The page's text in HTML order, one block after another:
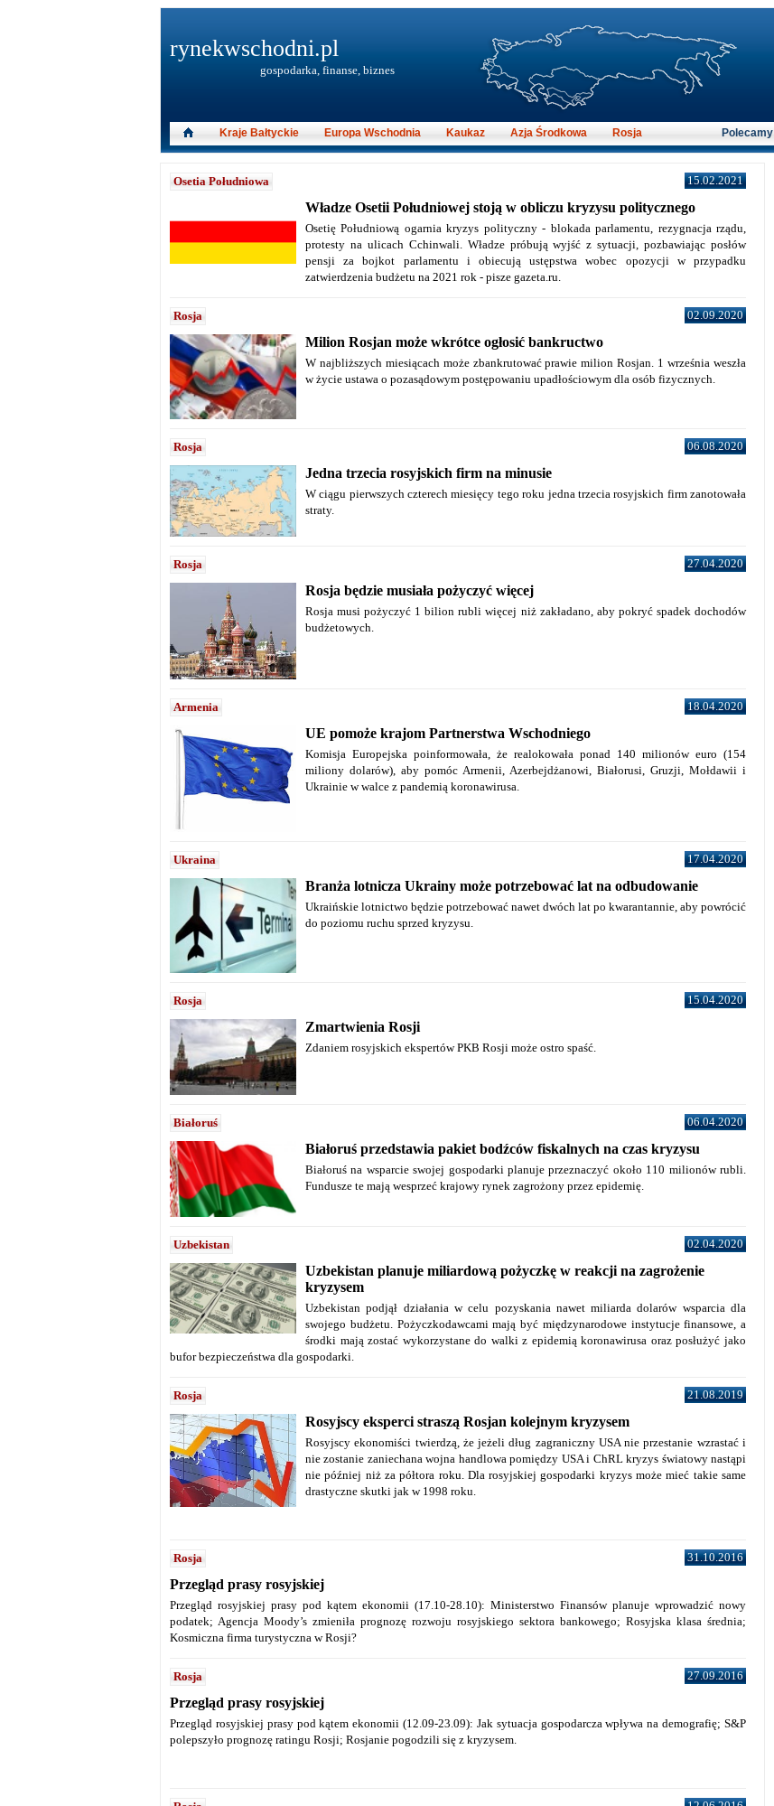
Osetia Południowa 15.02.2021
Władze Osetii Południowej stoją w obliczu kryzysu politycznego
Osetię Południową ogarnia kryzys polityczny - blokada parlamentu, rezygnacja rządu,
protesty na ulicach Cchinwali. Władze próbują wyjść z sytuacji, pozbawiając posłów
pensji za bojkot parlamentu i obiecują ustępstwa wobec opozycji w przypadku
zatwierdzenia budżetu na 2021 rok - pisze gazeta.ru.
Rosja 02.09.2020
Milion Rosjan może wkrótce ogłosić bankructwo
W najbliższych miesiącach może zbankrutować prawie milion Rosjan. 1 września weszła
w życie ustawa o pozasądowym postępowaniu upadłościowym dla osób fizycznych.
Rosja 06.08.2020
Jedna trzecia rosyjskich firm na minusie
W ciągu pierwszych czterech miesięcy tego roku jedna trzecia rosyjskich firm zanotowała
straty.
Rosja 27.04.2020
Rosja będzie musiała pożyczyć więcej
Rosja musi pożyczyć 1 bilion rubli więcej niż zakładano, aby pokryć spadek dochodów
budżetowych.
Armenia 18.04.2020
UE pomoże krajom Partnerstwa Wschodniego
Komisja Europejska poinformowała, że realokowała ponad 140 milionów euro (154
miliony dolarów), aby pomóc Armenii, Azerbejdżanowi, Białorusi, Gruzji, Mołdawii i
Ukrainie w walce z pandemią koronawirusa.
Ukraina 17.04.2020
Branża lotnicza Ukrainy może potrzebować lat na odbudowanie
Ukraińskie lotnictwo będzie potrzebować nawet dwóch lat po kwarantannie, aby powrócić
do poziomu ruchu sprzed kryzysu.
Rosja 15.04.2020
Zmartwienia Rosji
Zdaniem rosyjskich ekspertów PKB Rosji może ostro spaść.
Białoruś 06.04.2020
Białoruś przedstawia pakiet bodźców fiskalnych na czas kryzysu
Białoruś na wsparcie swojej gospodarki planuje przeznaczyć około 110 milionów rubli.
Fundusze te mają wesprzeć krajowy rynek zagrożony przez epidemię.
Uzbekistan 02.04.2020
Uzbekistan planuje miliardową pożyczkę w reakcji na zagrożenie
kryzysem
Uzbekistan podjął działania w celu pozyskania nawet miliarda dolarów wsparcia dla
swojego budżetu. Pożyczkodawcami mają być międzynarodowe instytucje finansowe, a
środki mają zostać wykorzystane do walki z epidemią koronawirusa oraz posłużyć jako
bufor bezpieczeństwa dla gospodarki.
Rosja 21.08.2019
Rosyjscy eksperci straszą Rosjan kolejnym kryzysem
Rosyjscy ekonomiści twierdzą, że jeżeli dług zagraniczny USA nie przestanie wzrastać i
nie zostanie zaniechana wojna handlowa pomiędzy USA i ChRL kryzys światowy nastąpi
nie później niż za półtora roku. Dla rosyjskiej gospodarki kryzys może mieć takie same
drastyczne skutki jak w 1998 roku.
Rosja 31.10.2016
Przegląd prasy rosyjskiej
Przegląd rosyjskiej prasy pod kątem ekonomii (17.10-28.10): Ministerstwo Finansów planuje wprowadzić nowy
podatek; Agencja Moody’s zmieniła prognozę rozwoju rosyjskiego sektora bankowego; Rosyjska klasa średnia;
Kosmiczna firma turystyczna w Rosji?
Rosja 27.09.2016
Przegląd prasy rosyjskiej
Przegląd rosyjskiej prasy pod kątem ekonomii (12.09-23.09): Jak sytuacja gospodarcza wpływa na demografię; S&P
polepszyło prognozę ratingu Rosji; Rosjanie pogodzili się z kryzysem.
rynekwschodni.pl
gospodarka, finanse, biznes
Kraje Bałtyckie Europa Wschodnia Kaukaz Azja Środkowa Rosja Polecamy